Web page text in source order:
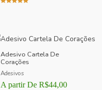
Adesivo Cartela De
Corações
Adesivos
A partir De R$44,00